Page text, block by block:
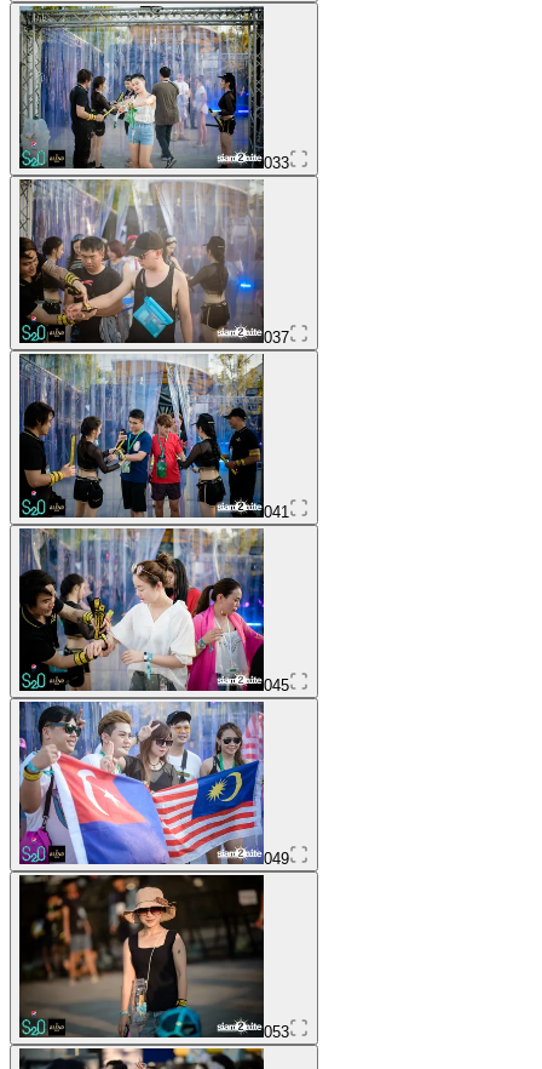
033
037
041
045
049
053